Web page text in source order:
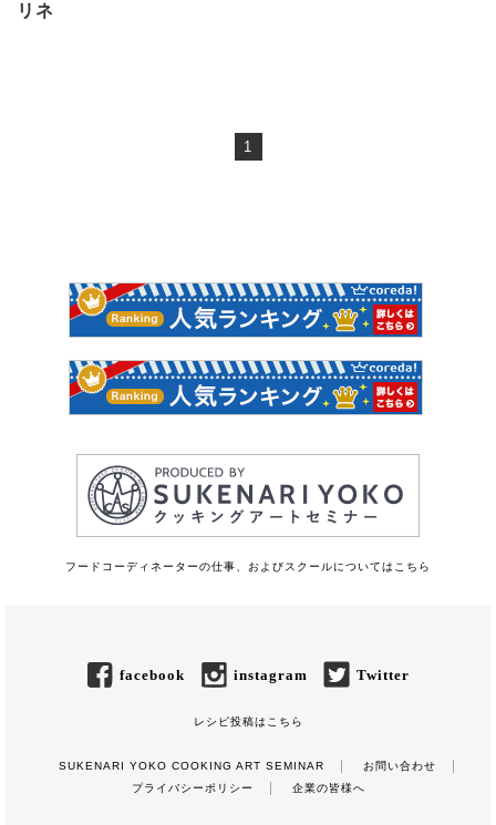
リネ
1
フードコーディネーターの仕事、およびスクールについてはこちら
facebook instagram Twitter
レシピ投稿はこちら
SUKENARI YOKO COOKING ART SEMINAR
お問い合わせ
プライバシーポリシー
企業の皆様へ